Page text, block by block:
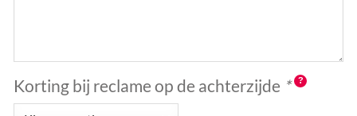
Korting bij reclame op de achterzijde *